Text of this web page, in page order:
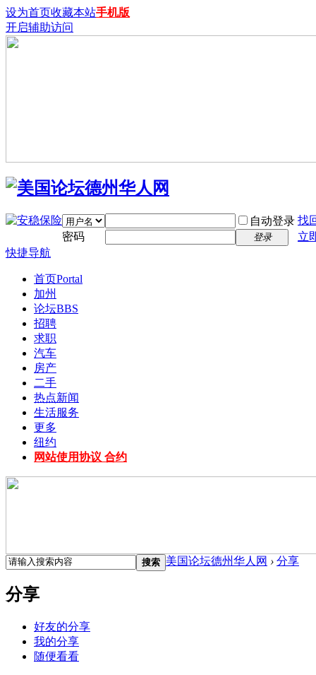
设为首页收藏本站手机版
开启辅助访问
自动登录 找
密码
登录
立
快捷导航
首页Portal
加州
论坛BBS
招聘
求职
汽车
房产
二手
热点新闻
生活服务
更多
纽约
网站使用协议 合约
搜索 美国论坛德州华人网 › 分享
分享
好友的分享
我的分享
随便看看